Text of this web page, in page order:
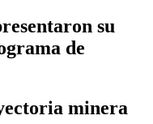
su
de
minera